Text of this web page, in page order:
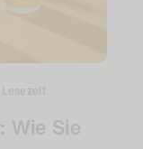
Wie Sie